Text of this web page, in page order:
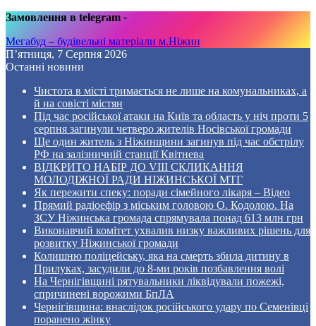
Замовлення в telegram -
Мегабуд – будівельні матеріали м.Ніжин
П’ятниця, 7 Серпня 2026
Останні новини
Чистота в місті тримається не лише на комунальниках, а
й на совісті містян
Під час російської атаки на Київ та область у ніч проти 5
серпня загинули четверо жителів Носівської громади
Ще один житель з Ніжинщини загинув під час обстрілу
РФ на залізничній станції Квітнева
ВІДКРИТО НАБІР ДО VIII СКЛИКАННЯ
МОЛОДІЖНОЇ РАДИ НІЖИНСЬКОЇ МТГ
Як пережити спеку: поради сімейного лікаря – Відео
Прямий радіоефір з міським головою О. Кодолою. На
ЗСУ Ніжинська громада спрямувала понад 613 млн грн
Виконавчий комітет ухвалив низку важливих рішень для
розвитку Ніжинської громади
Колишню поліцейську, яка на смерть збила дитину в
Прилуках, засудили до 8-ми років позбавлення волі
На Чернігівщині рятувальники ліквідували пожежі,
спричинені ворожими БпЛА
Чернігівщина: внаслідок російського удару по Семенівці
поранено жінку